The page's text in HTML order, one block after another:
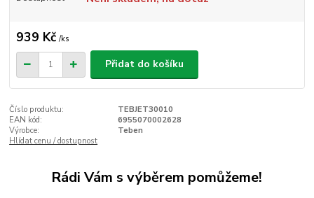
939 Kč /ks
Přidat do košíku
Číslo produktu:
TEBJET30010
EAN kód:
6955070002628
Výrobce:
Teben
Hlídat cenu / dostupnost
Rádi Vám s výběrem pomůžeme!